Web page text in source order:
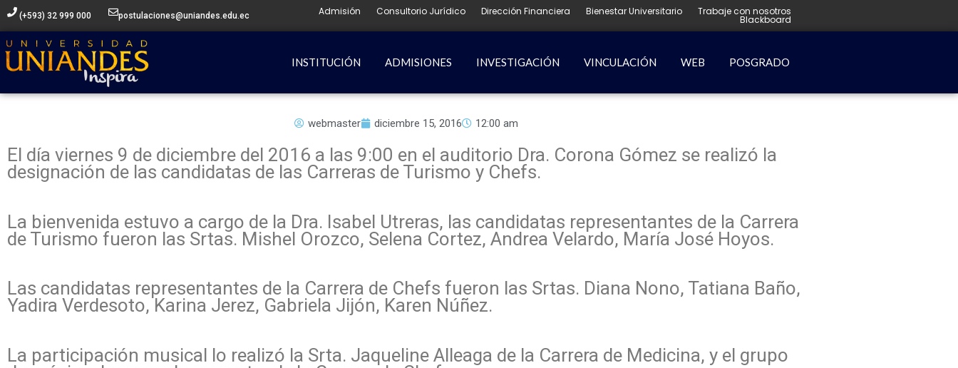
contenido
(+593) 32 999 000 postulaciones@uniandes.edu.ec Admisión Consultorio Jurídico Dirección Financiera Bienestar Universitario Trabaje con nosotros
Blackboard
INSTITUCIÓN ADMISIONES INVESTIGACIÓN VINCULACIÓN WEB POSGRADO
webmaster diciembre 15, 2016 12:00 am
El día viernes 9 de diciembre del 2016 a las 9:00 en el auditorio Dra. Corona Gómez se realizó la
designación de las candidatas de las Carreras de Turismo y Chefs.
La bienvenida estuvo a cargo de la Dra. Isabel Utreras, las candidatas representantes de la Carrera
de Turismo fueron las Srtas. Mishel Orozco, Selena Cortez, Andrea Velardo, María José Hoyos.
Las candidatas representantes de la Carrera de Chefs fueron las Srtas. Diana Nono, Tatiana Baño,
Yadira Verdesoto, Karina Jerez, Gabriela Jijón, Karen Núñez.
La participación musical lo realizó la Srta. Jaqueline Alleaga de la Carrera de Medicina, y el grupo